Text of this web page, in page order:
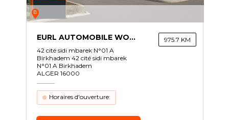
B
EURL AUTOMOBILE WORKSHOP SERVICES
42 cité sidi mbarek N°01 A
Birkhadem 42 cité sidi mbarek
N°01 A Birkhadem
ALGER 16000
975.7 KM
Horaires d'ouverture: